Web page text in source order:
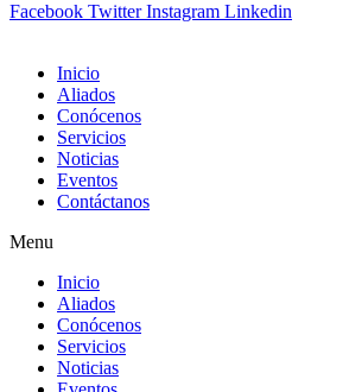
Facebook Twitter Instagram Linkedin
Inicio
Aliados
Conócenos
Servicios
Noticias
Eventos
Contáctanos
Menu
Inicio
Aliados
Conócenos
Servicios
Noticias